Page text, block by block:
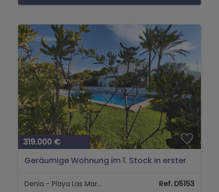
319.000 €
Geräumige Wohnung im 1. Stock in erster
Denia - Playa Las Marinas Ref. D5153